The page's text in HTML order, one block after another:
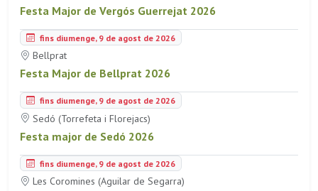
Festa Major de Vergós Guerrejat 2026
fins diumenge, 9 de agost de 2026
Bellprat
Festa Major de Bellprat 2026
fins diumenge, 9 de agost de 2026
Sedó (Torrefeta i Florejacs)
Festa major de Sedó 2026
fins diumenge, 9 de agost de 2026
Les Coromines (Aguilar de Segarra)